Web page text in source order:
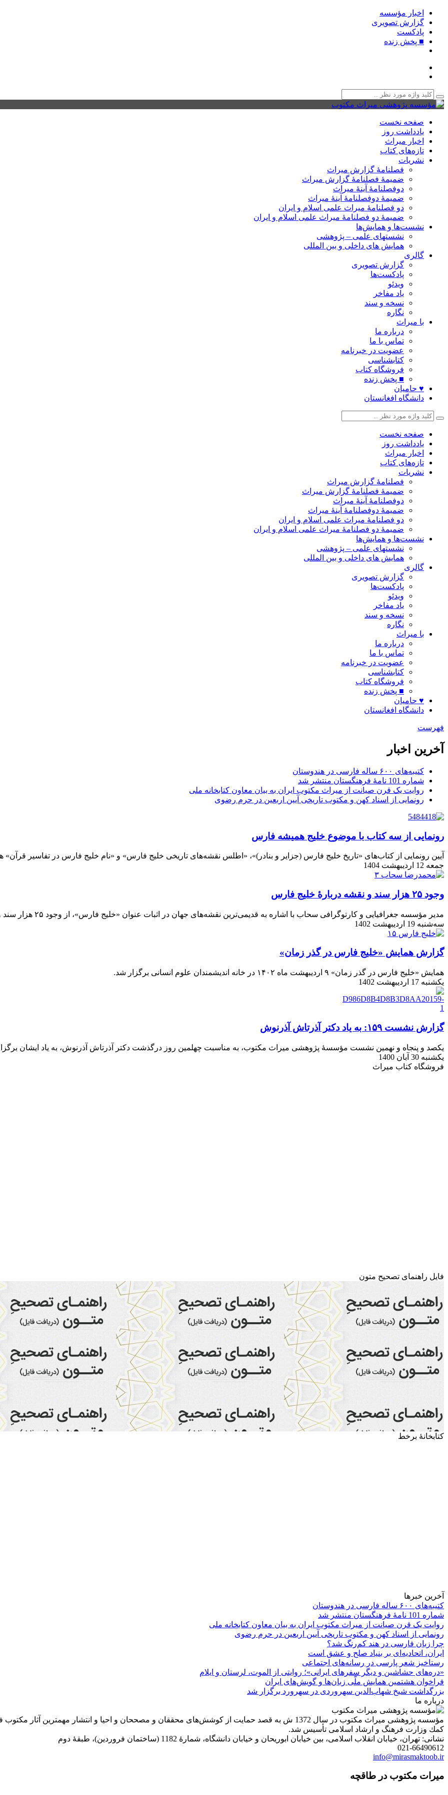
اخبار مؤسسه
گزارش تصویری
پادکست‌
■ پخش زنده
صفحه نخست
یادداشت روز
اخبار میراث
تازه‌های کتاب
نشریات
فصلنامۀ گزارش میراث
ضمیمۀ فصلنامۀ گزارش میراث
دوفصلنامۀ آینۀ میراث
ضمیمۀ دوفصلنامۀ آینۀ میراث
دو فصلنامۀ میراث علمی اسلام و ایران
ضمیمۀ دو فصلنامۀ میراث علمی اسلام و ایران
نشست‌ها و همایش‌ها
نشستهای علمی – پژوهشی
همایش های داخلی و بین المللی
گالری
گزارش تصویری
پادکست‌ها
ویدئو
یاد مفاخر
نسخه و سند
نگاره
با میراث
درباره ما
تماس با ما
عضویت در خبرنامه
کتابشناسی
فروشگاه کتاب
■ پخش زنده
♥ حامیان
دانشگاه افغانستان
صفحه نخست
یادداشت روز
اخبار میراث
تازه‌های کتاب
نشریات
فصلنامۀ گزارش میراث
ضمیمۀ فصلنامۀ گزارش میراث
دوفصلنامۀ آینۀ میراث
ضمیمۀ دوفصلنامۀ آینۀ میراث
دو فصلنامۀ میراث علمی اسلام و ایران
ضمیمۀ دو فصلنامۀ میراث علمی اسلام و ایران
نشست‌ها و همایش‌ها
نشستهای علمی – پژوهشی
همایش های داخلی و بین المللی
گالری
گزارش تصویری
پادکست‌ها
ویدئو
یاد مفاخر
نسخه و سند
نگاره
با میراث
درباره ما
تماس با ما
عضویت در خبرنامه
کتابشناسی
فروشگاه کتاب
■ پخش زنده
♥ حامیان
دانشگاه افغانستان
فهرست
آخرین اخبار
کتیبه‌های ۶۰۰ ساله فارسی در هندوستان
شماره 101 نامۀ فرهنگستان منتشر شد
روایت یک قرن صیانت از میراث مکتوب ایران به بیان معاون کتابخانه ملی
رونمایی از اسناد کهن و مکتوب تاریخی آیین اربعین در حرم رضوی
رونمایی از سه کتاب با موضوع خلیج همیشه فارس
آیین رونمایی از کتاب‌های «تاریخ خلیج فارس (جزایر و بنادر)»، «اطلس نقشه‌های تاریخی خلیج فارس» و «نام خلیج فارس در تفاسیر
جمعه 12 اردیبهشت 1404
وجود ۲۵ هزار سند و نقشه دربارۀ خلیج فارس
مدیر مؤسسه جغرافیایی و کارتوگرافی سحاب با اشاره به قدیمی‌ترین نقشه‌های جهان در اثبات عنوان «خلیج فارس»، از وجود ۲۵ هزار سند و نقشه در این‌باره خبر داد.
سه‌شنبه 19 اردیبهشت 1402
گزارش همایش «خلیج فارس در گذر زمان»
همایش «خلیج فارس در گذر زمان» ۹ اردیبهشت ماه ۱۴۰۲ در خانه اندیشمندان علوم انسانی برگزار شد.
یکشنبه 17 اردیبهشت 1402
گزارش نشست ۱۵۹: به یاد دکتر آذرتاش آذرنوش
یکصد و پنجاه و نهمین نشست مؤسسۀ پژوهشی میراث مکتوب، به مناسبت چهلمین روز درگذشت دکتر آذرتاش آذرنوش، به یاد ایشان
یکشنبه 30 آبان 1400
فروشگاه کتاب میراث
فایل راهنمای تصحیح متون
کتابخانۀ برخط
آخرین خبرها
کتیبه‌های ۶۰۰ ساله فارسی در هندوستان
شماره 101 نامۀ فرهنگستان منتشر شد
روایت یک قرن صیانت از میراث مکتوب ایران به بیان معاون کتابخانه ملی
رونمایی از اسناد کهن و مکتوب تاریخی آیین اربعین در حرم رضوی
چرا زبان فارسی در هند کم‌رنگ شد؟
ایران، اتحادیه‌ای بر بنیاد صلح و عشق است
رستاخیز شعر پارسی در رسانه‌های اجتماعی
«دره‌های حشاشین و دیگر سفرهای ایرانی»؛ روایتی از الموت، لرستان و ایلام
فراخوان هشتمین همایش ملّی زبان‌ها و گویش‌های ایران
بزرگداشت شیخ شهاب‌الدین سهروردی در سهرورد برگزار شد
درباره ما
مؤسسه پژوهشی میراث مكتوب در سال 1372 ش به قصد حمایت از كوشش‌های محققان و مصححان و احیا و انتشار
كمك وزارت فرهنگ و ارشاد اسلامی تأسیس شد.
نشانی: تهران، خیابان انقلاب اسلامی، بین خیابان ابوریحان و خیابان دانشگاه، شمارۀ 1182 (ساختمان فروردین)، طبقۀ دوم
021-66490612
info@mirasmaktoob.ir
میرات مکتوب در طاقچه